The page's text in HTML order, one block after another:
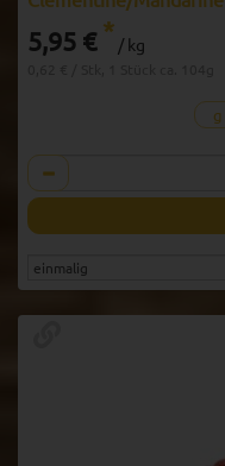
5,95 € * / kg
g
Anzahl